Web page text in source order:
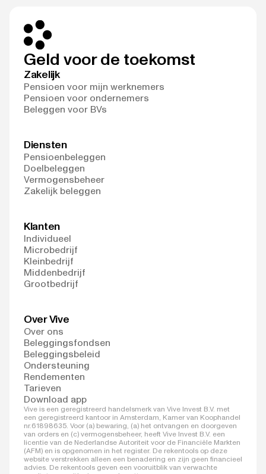
Geld voor de toekomst
Zakelijk
Pensioen voor mijn werknemers
Pensioen voor ondernemers
Beleggen voor BVs
Diensten
Pensioenbeleggen
Doelbeleggen
Vermogensbeheer
Zakelijk beleggen
Klanten
Individueel
Microbedrijf
Kleinbedrijf
Middenbedrijf
Grootbedrijf
Over Vive
Over ons
Beleggingsfondsen
Beleggingsbeleid
Ondersteuning
Rendementen
Tarieven
Download app
Vive is een geregistreerd handelsmerk van Vive Invest B.V. met
een geregistreerd kantoor in Amsterdam, Kamer van Koophandel
nr.61898635. Voor (a) bewaring, (a) het ontvangen en doorgeven
van orders en (c) vermogensbeheer, heeft Vive Invest B.V. een
licentie van de Nederlandse Autoriteit voor de Financiële Markten
(AFM) en is opgenomen in het register. De rekentools op deze
website verstrekken alleen een benadering en zijn geen financieel
advies. De rekentools geven een vooruitblik van verwachte